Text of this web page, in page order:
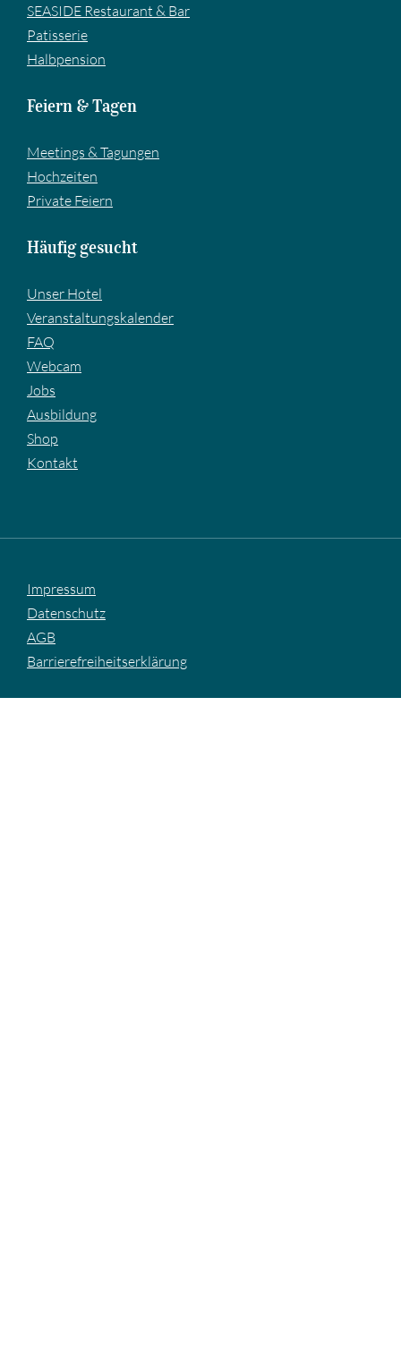
SEASIDE Restaurant & Bar
Pa­tis­se­rie
Halbpension
Feiern & Tagen
Meetings & Tagungen
Hochzeiten
Private Feiern
Häufig gesucht
Unser Hotel
Veranstaltungskalender
FAQ
Webcam
Jobs
Ausbildung
Shop
Kontakt
Impressum
Datenschutz
AGB
Barrierefreiheitserklärung